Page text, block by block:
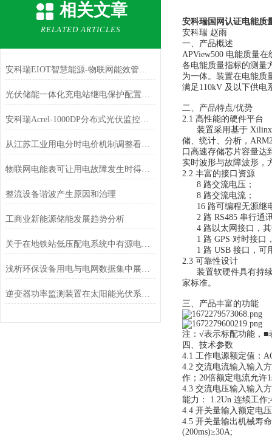
相关文章
RELATED ARTICLES
安科瑞EIOT智慧能源-物联网能效管理平台
光伏储能一体化充电站继电保护配置及运管平台解决方案
安科瑞Acrel-1000DP分布式光伏监控系统在广西高速（大茅垌）项目中应用
从江苏工业用电分时电价机制调整看转供电用户电能计费
物联网电能表可让用电故障发生时得到更快的响应
整流设备谐波产生原因和治理
工商业新能源储能发展趋势分析
关于在地铁站低压配电系统中有源电力滤波器的应用分析
浅析环保设备用电与电网数据集中展示平台
逆变器功率监测装置在太阳能光伏系统中的应用
安科瑞国网认证电能质
安科瑞 赵雨
一、产品概述
APView500 电能质量
各电能质量指标的测量
为一体。装置在电能质
满足110kV 及以下供电
二、产品特点/优势
2.1 高性能的硬件平台
装置采用基于 Xilinx
储、统计、分析，
口高速存储芯片容量达
实时波形与故障波形，
2.2 丰富的接口资源
8 路交流电压；
8 路交流电流；
16 路可编程无源继
2 路 RS485 串行通
4 路以太网接口，其
1 路 GPS 对时接口
1 路 USB 接口，可
2.3 可靠性设计
装置软硬件具有持续*
家标准。
三、产品丰富的功能
注：√表示标配功能，■
四、技术参数
4.1 工作电源额定值：
4.2 交流电流输入输入
作；20倍额定电流允许
4.3 交流电压输入输入
能力： 1.2Un 连续工作
4.4 开关量输入额定电
4.5 开关量输出机械寿
(200ms)≥30A;